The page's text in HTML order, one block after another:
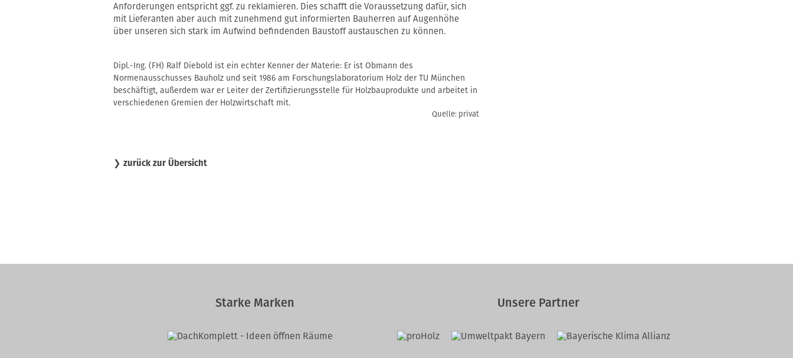
Anforderungen entspricht ggf. zu reklamieren. Dies schafft die Voraussetzung dafür, sich
mit Lieferanten aber auch mit zunehmend gut informierten Bauherren auf Augenhöhe
über unseren sich stark im Aufwind befindenden Baustoff austauschen zu können.
Dipl.-Ing. (FH) Ralf Diebold ist ein echter Kenner der Materie: Er ist Obmann des
Normenausschusses Bauholz und seit 1986 am Forschungslaboratorium Holz der TU München
beschäftigt, außerdem war er Leiter der Zertifizierungsstelle für Holzbauprodukte und arbeitet in
verschiedenen Gremien der Holzwirtschaft mit.
Quelle: privat
❯ zurück zur Übersicht
Starke Marken Unsere Partner